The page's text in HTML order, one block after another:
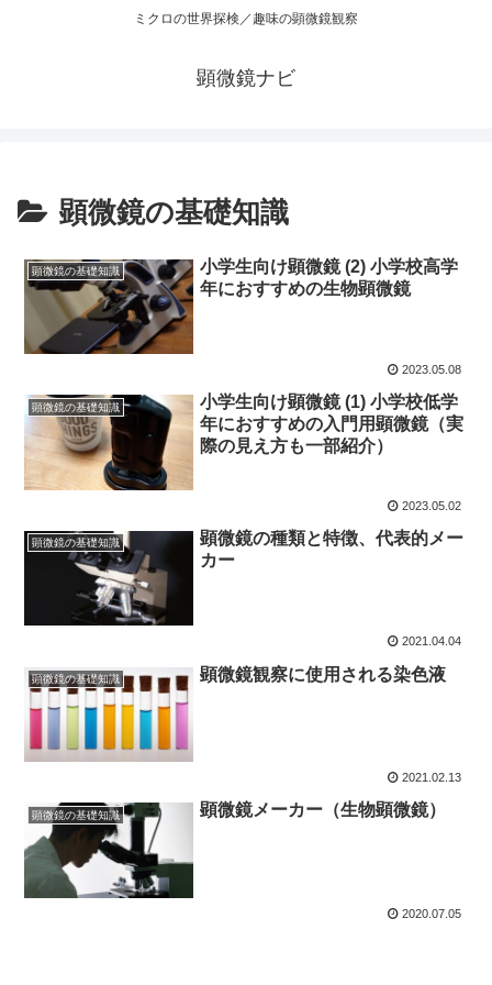
ミクロの世界探検／趣味の顕微鏡観察
顕微鏡ナビ
顕微鏡の基礎知識
顕微鏡の基礎知識
小学生向け顕微鏡 (2) 小学校高学
年におすすめの生物顕微鏡
2023.05.08
顕微鏡の基礎知識
小学生向け顕微鏡 (1) 小学校低学
年におすすめの入門用顕微鏡（実
際の見え方も一部紹介）
2023.05.02
顕微鏡の基礎知識
顕微鏡の種類と特徴、代表的メー
カー
2021.04.04
顕微鏡の基礎知識 顕微鏡観察に使用される染色液
2021.02.13
顕微鏡の基礎知識 顕微鏡メーカー（生物顕微鏡）
2020.07.05